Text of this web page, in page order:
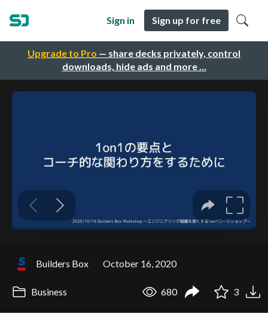
Upgrade to Pro — share decks privately, control
downloads, hide ads and more …
Sign in Sign up for free
Builders Box October 16, 2020
Business 680 3